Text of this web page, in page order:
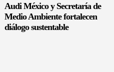
Audi México y Secretaría de
Medio Ambiente fortalecen
diálogo sustentable